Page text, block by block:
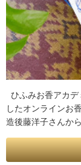
ひふみお香アカ
したオンラインお
造後藤洋子さんか